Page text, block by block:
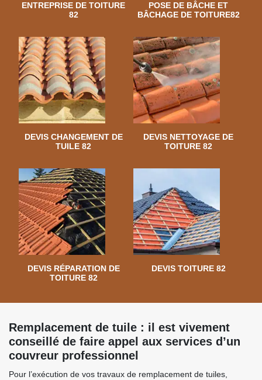
ENTREPRISE DE TOITURE
82
POSE DE BÂCHE ET
BÂCHAGE DE TOITURE82
DEVIS CHANGEMENT DE
TUILE 82
DEVIS NETTOYAGE DE
TOITURE 82
DEVIS RÉPARATION DE
TOITURE 82
DEVIS TOITURE 82
Remplacement de tuile : il est vivement
conseillé de faire appel aux services d’un
couvreur professionnel
Pour l’exécution de vos travaux de remplacement de tuiles,